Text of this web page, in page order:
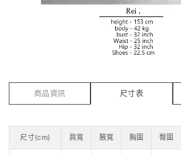
商品資訊 尺寸表
尺寸(cm) 肩寬 腋寬 胸圍 臀圍